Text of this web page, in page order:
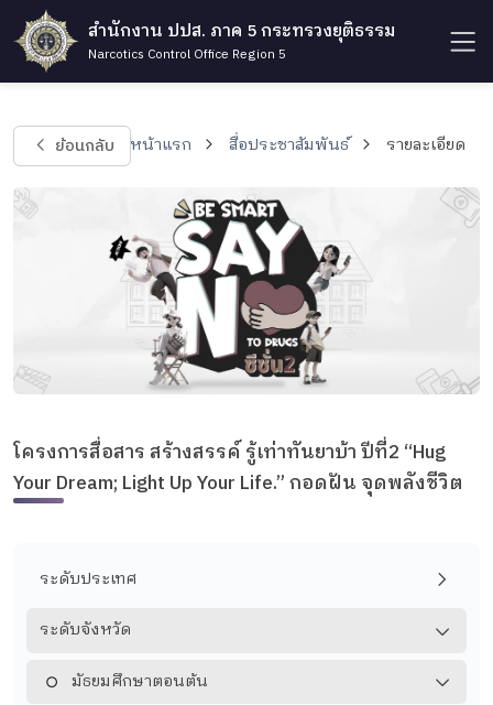
สำนักงาน ปปส. ภาค 5 กระทรวงยุติธรรม
Narcotics Control Office Region 5
ย้อนกลับ หน้าแรก สื่อประชาสัมพันธ์ รายละเอียด
โครงการสื่อสาร สร้างสรรค์ รู้เท่าทันยาบ้า ปีที่2 “Hug
Your Dream; Light Up Your Life.” กอดฝัน จุดพลังชีวิต
ระดับประเทศ
ระดับจังหวัด
มัธยมศึกษาตอนต้น